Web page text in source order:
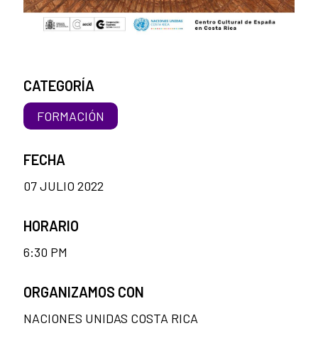
CATEGORÍA
FORMACIÓN
FECHA
07 JULIO 2022
HORARIO
6:30 PM
ORGANIZAMOS CON
NACIONES UNIDAS COSTA RICA